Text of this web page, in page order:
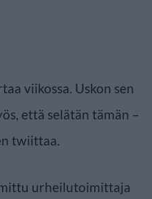
viikossa. Uskon sen
että selätän tämän –
twiittaa.
urheilutoimittaja